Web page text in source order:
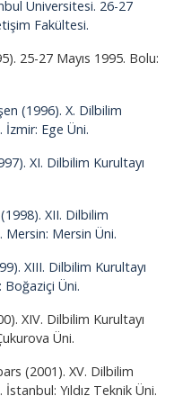
Üniversitesi. 26-27
Fakültesi.
25-27 Mayıs 1995. Bolu:
(1996). X. Dilbilim
İzmir: Ege Üni.
XI. Dilbilim Kurultayı
XII. Dilbilim
Mersin: Mersin Üni.
XIII. Dilbilim Kurultayı
Boğaziçi Üni.
XIV. Dilbilim Kurultayı
Üni.
(2001). XV. Dilbilim
Yıldız Teknik Üni.